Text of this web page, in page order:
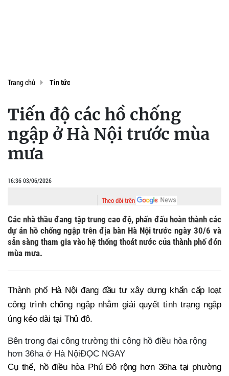
Trang chủ Tin tức
Tiến độ các hồ chống
ngập ở Hà Nội trước mùa
mưa
16:36 03/06/2026
Theo dõi trên
Các nhà thầu đang tập trung cao độ, phấn đấu hoàn thành các
dự án hồ chống ngập trên địa bàn Hà Nội trước ngày 30/6 và
sẵn sàng tham gia vào hệ thống thoát nước của thành phố đón
mùa mưa.
Thành phố Hà Nội đang đầu tư xây dựng khẩn cấp loạt
công trình chống ngập nhằm giải quyết tình trạng ngập
úng kéo dài tại Thủ đô.
Bên trong đại công trường thi công hồ điều hòa rộng
hơn 36ha ở Hà NộiĐỌC NGAY
Cụ thể, hồ điều hòa Phú Đô rộng hơn 36ha tại phường